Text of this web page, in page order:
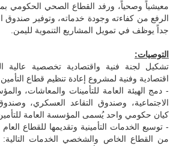
معيشياً وصحياً، ورفد القطاع الصحي الحكومي
الرفع من كفاءته وجودة خدماته، وتوفير
جداً يوظف في تمويل المشاريع التنموية لليمن.
التوصيات:
تشكيل لجنة فنية واقتصادية تخصصية عالية
اقتصادية وفنية لمشروع إعادة تنظيم قطاع التأمين
- دمج الهيئة العامة للتأمينات والمعاشات،
الاجتماعية، وصندوق التقاعد العسكري،
كيان حكومي واحد يُسمى المؤسسة العامة
- توسيع الخدمات التأمينية وتقديمها للقطاع
من القطاع الخاص والشخصي الخدمات التالية: